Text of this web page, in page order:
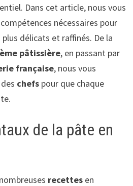
Dans cet article, nous vous
nécessaires pour
délicats et raffinés. De la
pâtissière, en passant par
française, nous vous
chefspour que chaque
de la pâte en
recettesen